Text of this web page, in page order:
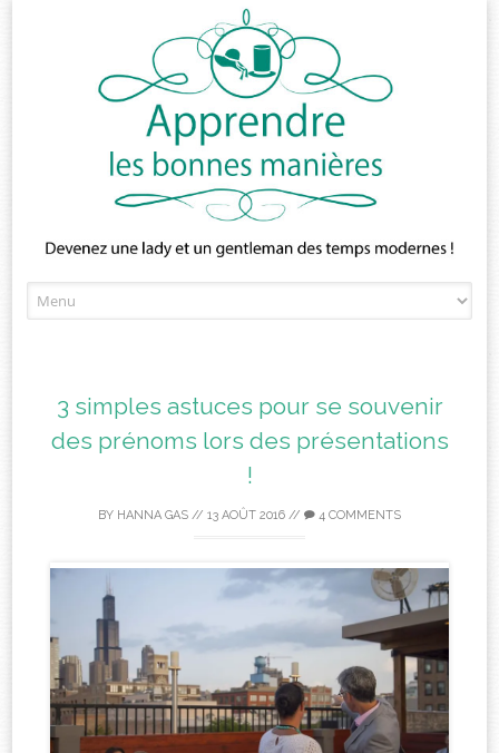
to
3 simples astuces pour se souvenir
des prénoms lors des présentations
!
BY HANNA GAS // 13 AOÛT 2016 // 4 COMMENTS